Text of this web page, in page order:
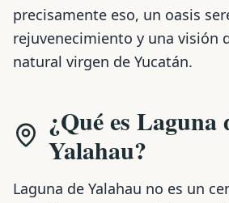
precisamente eso, un oasis
rejuvenecimiento y una visión
natural virgen de Yucatán.
¿Qué es Laguna
Yalahau?
Laguna de Yalahau no es un